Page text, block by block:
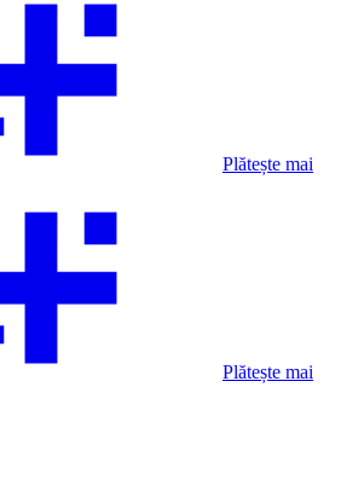
Plătește mai
Plătește mai